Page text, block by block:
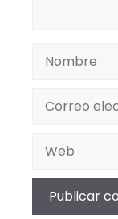
Nombre
electrónico